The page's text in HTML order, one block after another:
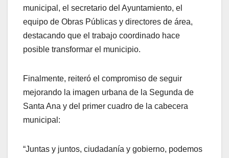
municipal, el secretario del Ayuntamiento, el
equipo de Obras Públicas y directores de área,
destacando que el trabajo coordinado hace
posible transformar el municipio.
Finalmente, reiteró el compromiso de seguir
mejorando la imagen urbana de la Segunda de
Santa Ana y del primer cuadro de la cabecera
municipal:
“Juntas y juntos, ciudadanía y gobierno, podemos